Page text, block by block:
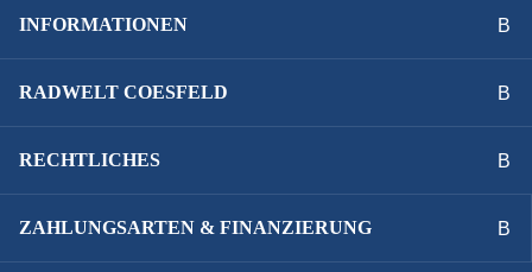
INFORMATIONEN
RADWELT COESFELD
RECHTLICHES
ZAHLUNGSARTEN & FINANZIERUNG